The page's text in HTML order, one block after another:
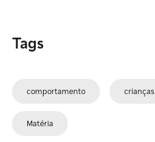
Tags
comportamento crianças
Matéria